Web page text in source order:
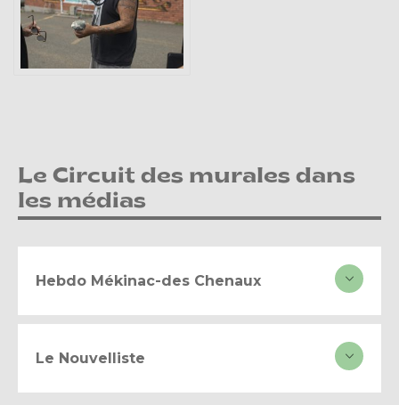
Le Circuit des murales dans
les médias
Hebdo Mékinac-des Chenaux
Le Nouvelliste